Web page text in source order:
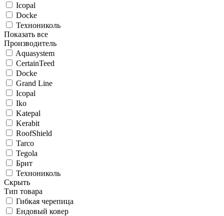
Icopal
Docke
Технониколь
Показать все
Производитель
Aquasystem
CertainTeed
Docke
Grand Line
Icopal
Iko
Katepal
Kerabit
RoofShield
Tarco
Tegola
Брит
Технониколь
Скрыть
Тип товара
Гибкая черепица
Ендовый ковер